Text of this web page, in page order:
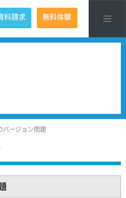
料請求 無料体験
バージョン問題